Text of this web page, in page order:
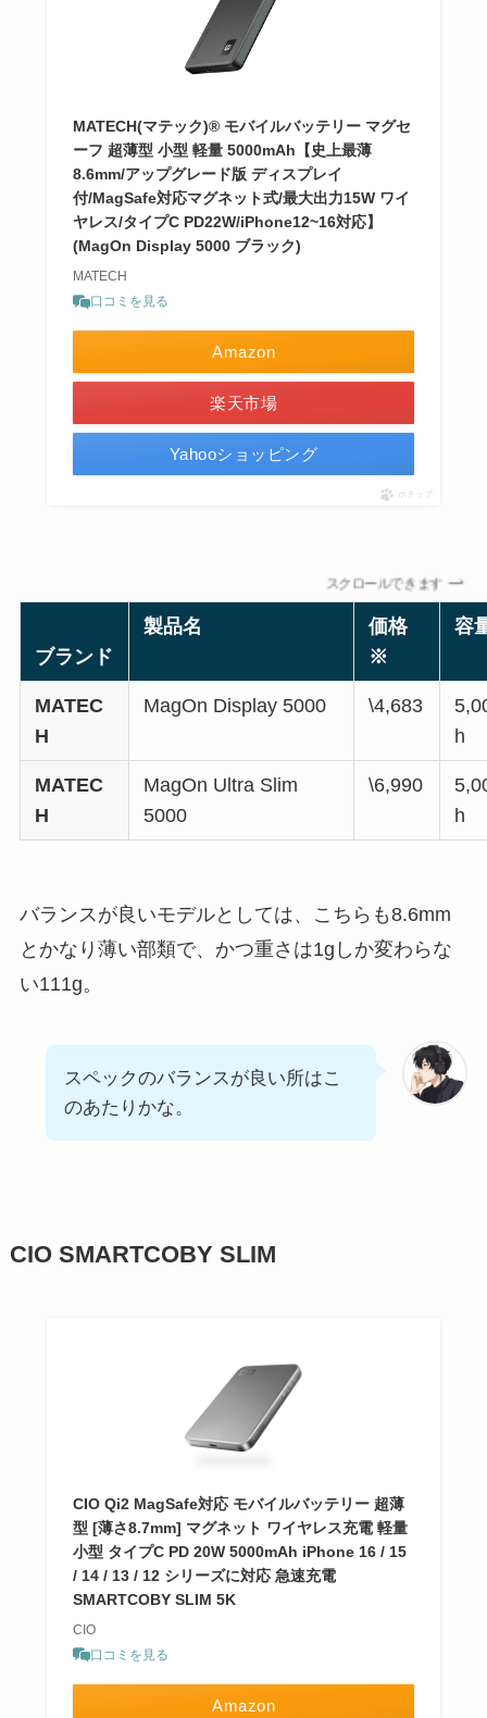
MATECH(マテック)® モバイルバッテリー マグセ
ーフ 超薄型 小型 軽量 5000mAh【史上最薄
8.6mm/アップグレード版 ディスプレイ
付/MagSafe対応マグネット式/最大出力15W ワイ
ヤレス/タイプC PD22W/iPhone12~16対応】
(MagOn Display 5000 ブラック)
MATECH
口コミを見る
Amazon
楽天市場
Yahooショッピング
ポチップ
スクロールできます
ブランド
製品名
価格
※
容
MATEC
H
MagOn Display 5000 \4,683
h
MATEC
H
MagOn Ultra Slim
5000
\6,990
h
バランスが良いモデルとしては、こちらも8.6mm
とかなり薄い部類で、かつ重さは1gしか変わらな
い111g。
スペックのバランスが良い所はこ
のあたりかな。
CIO SMARTCOBY SLIM
CIO Qi2 MagSafe対応 モバイルバッテリー 超薄
型 [薄さ8.7mm] マグネット ワイヤレス充電 軽量
小型 タイプC PD 20W 5000mAh iPhone 16 / 15
/ 14 / 13 / 12 シリーズに対応 急速充電
SMARTCOBY SLIM 5K
CIO
口コミを見る
Amazon